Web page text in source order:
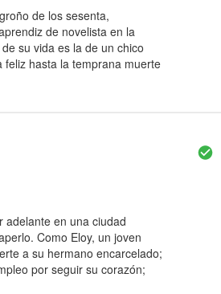
de los sesenta,
de novelista en la
su vida es la de un chico
hasta la temprana muerte
adelante en una ciudad
Como Eloy, un joven
a su hermano encarcelado;
por seguir su corazón;